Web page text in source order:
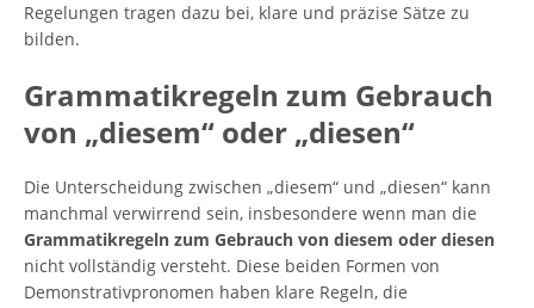
Regelungen tragen dazu bei, klare und präzise Sätze zu
bilden.
Grammatikregeln zum Gebrauch
von „diesem“ oder „diesen“
Die Unterscheidung zwischen „diesem“ und „diesen“ kann
manchmal verwirrend sein, insbesondere wenn man die
Grammatikregeln zum Gebrauch von diesem oder diesen
nicht vollständig versteht. Diese beiden Formen von
Demonstrativpronomen haben klare Regeln, die